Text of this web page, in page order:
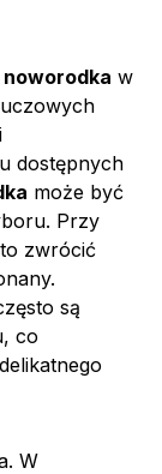
w
dostępnych
może być
Przy
zwrócić
są
co
W